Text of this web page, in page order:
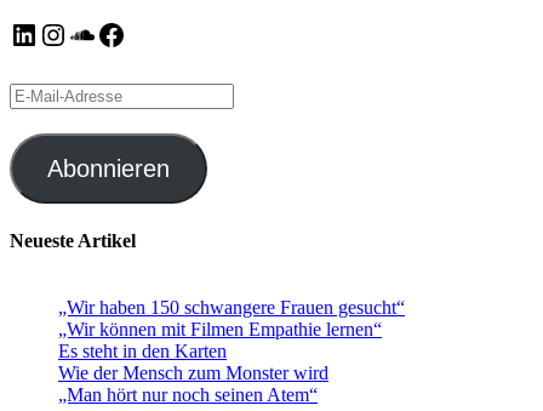
LinkedIn
Instagram
SoundCloud
Facebook
E-
AdresseAbonnieren
Neueste Artikel
„Wir haben 150 schwangere Frauen gesucht“
„Wir können mit Filmen Empathie lernen“
Es steht in den Karten
Wie der Mensch zum Monster wird
„Man hört nur noch seinen Atem“